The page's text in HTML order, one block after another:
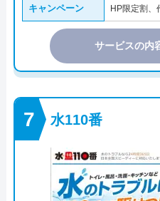
キャンペーン HP限定割、
サービスの内
水110番